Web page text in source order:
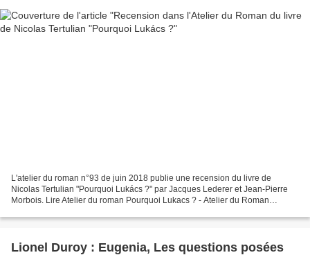
L'atelier du roman n°93 de juin 2018 publie une recension du livre de
Nicolas Tertulian "Pourquoi Lukács ?" par Jacques Lederer et Jean-Pierre
Morbois. Lire Atelier du roman Pourquoi Lukacs ? - Atelier du Roman
Lionel Duroy : Eugenia, Les questions posées